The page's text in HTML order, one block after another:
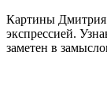
Картины
экспрессией.
заметен в